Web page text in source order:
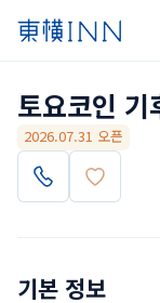
토요코인 기
2026.07.31 오픈
기본 정보